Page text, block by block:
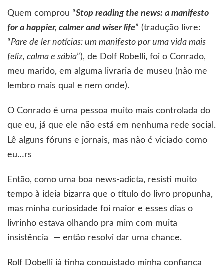
Quem comprou “Stop reading the news: a manifesto
for a happier, calmer and wiser life” (tradução livre:
“Pare de ler notícias: um manifesto por uma vida mais
feliz, calma e sábia”), de Dolf Robelli, foi o Conrado,
meu marido, em alguma livraria de museu (não me
lembro mais qual e nem onde).
O Conrado é uma pessoa muito mais controlada do
que eu, já que ele não está em nenhuma rede social.
Lê alguns fóruns e jornais, mas não é viciado como
eu…rs
Então, como uma boa news-adicta, resisti muito
tempo à ideia bizarra que o título do livro propunha,
mas minha curiosidade foi maior e esses dias o
livrinho estava olhando pra mim com muita
insistência — então resolvi dar uma chance.
Rolf Dobelli já tinha conquistado minha confiança